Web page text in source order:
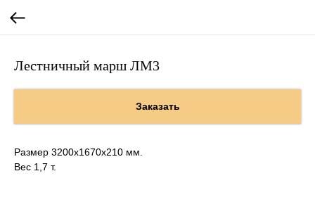
Лестничный марш ЛМ3
Заказать
Размер 3200х1670х210 мм.
Вес 1,7 т.